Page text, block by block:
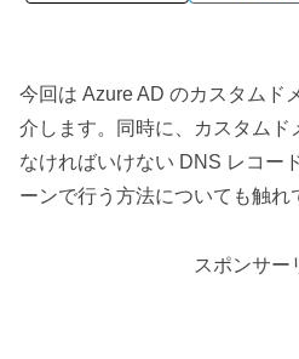
今回は Azure AD のカスタムド
介します。同時に、カスタムド
なければいけない DNS レコー
ーンで行う方法についても触れ
スポンサー